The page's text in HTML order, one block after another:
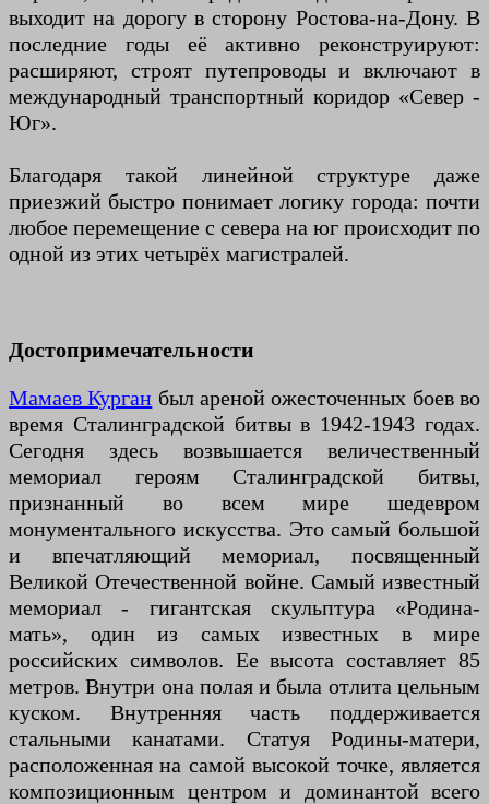
выходит на дорогу в сторону Ростова-на-Дону. В
последние годы её активно реконструируют:
расширяют, строят путепроводы и включают в
международный транспортный коридор «Север -
Юг».
Благодаря такой линейной структуре даже
приезжий быстро понимает логику города: почти
любое перемещение с севера на юг происходит по
одной из этих четырёх магистралей.
Достопримечательности
Мамаев Курган был ареной ожесточенных боев во
время Сталинградской битвы в 1942-1943 годах.
Сегодня здесь возвышается величественный
мемориал героям Сталинградской битвы,
признанный во всем мире шедевром
монументального искусства. Это самый большой
и впечатляющий мемориал, посвященный
Великой Отечественной войне. Самый известный
мемориал - гигантская скульптура «Родина-
мать», один из самых известных в мире
российских символов. Ее высота составляет 85
метров. Внутри она полая и была отлита цельным
куском. Внутренняя часть поддерживается
стальными канатами. Статуя Родины-матери,
расположенная на самой высокой точке, является
композиционным центром и доминантой всего